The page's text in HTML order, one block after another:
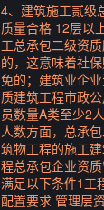
4、建筑施工贰级
质量合格 12层以
工总承包二级资
的，这意味着社
免的；建筑业企
质建筑工程市政
员数量A类至少2
人数方面，总承
筑物工程的施工
程总承包企业资
满足以下条件1工
配置要求 管理层